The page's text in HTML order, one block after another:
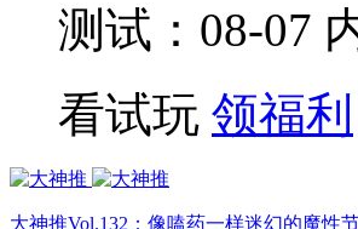
测试：08-07
看试玩 领福利
大神推Vol.132：像嗑药一样迷幻的魔性